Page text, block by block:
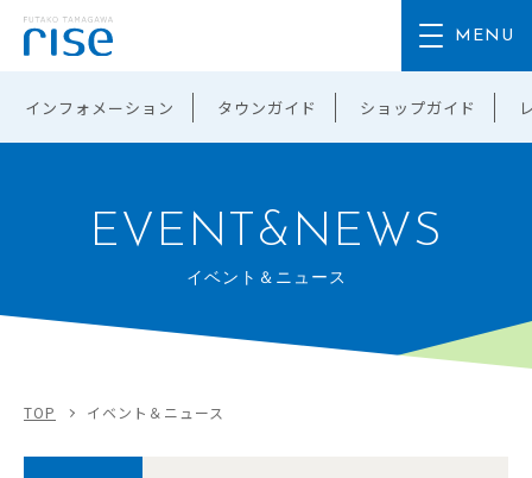
インフォメーション タウンガイド ショップガイド
EVENT&NEWS
イベント＆ニュース
TOP イベント＆ニュース